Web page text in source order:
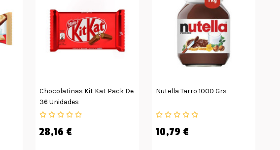
Chocolatinas Kit Kat Pack De
36 Unidades
28,16 €
Nutella Tarro 1000 Grs
10,79 €